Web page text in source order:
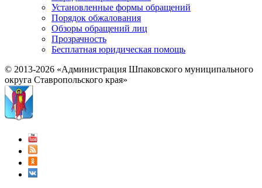
Установленные формы обращений
Порядок обжалования
Обзоры обращений лиц
Прозрачность
Бесплатная юридическая помощь
© 2013-2026 «Администрация Шпаковского муниципального
округа Ставропольского края»